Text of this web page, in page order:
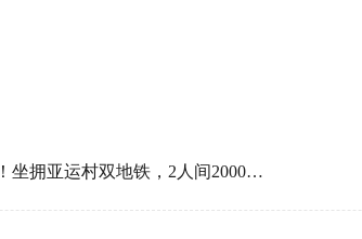
创富港北京朝阳新店开业！坐拥亚运村双地铁，2人间2000元/月起